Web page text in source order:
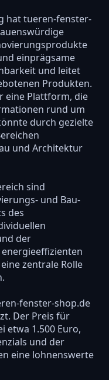
hat tueren-fenster-
einprägsame
und leitet
Produkten.
eine Plattform, die
rund um
durch gezielte
und Architektur
sind
und Bau-
des
der
zentrale Rolle
fenster-shop.de
Der Preis für
etwa 1.500 Euro,
und der
eine lohnenswerte